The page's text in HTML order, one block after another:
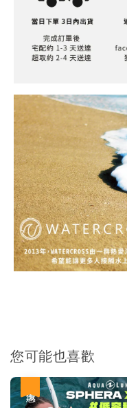
您可能也喜歡